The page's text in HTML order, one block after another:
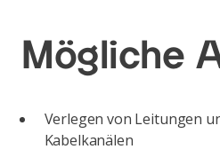
Mögliche
Verlegen von Leitungen
Kabelkanälen